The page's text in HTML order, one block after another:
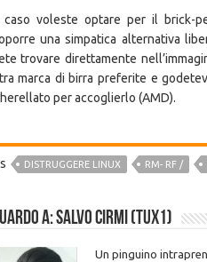
caso voleste optare per il brick-
una simpatica alternativa
trovare direttamente
marca di birra preferite e
per accoglierlo (AMD).
DISTRUGGERE LINUX RM- RF /
a: Salvo Cirmi (Tux1)
Un pinguino